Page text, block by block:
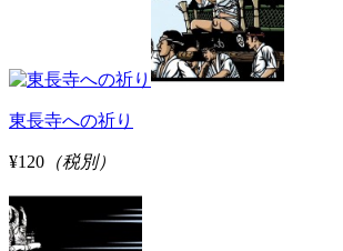
東長寺への祈り
¥120 （税別）